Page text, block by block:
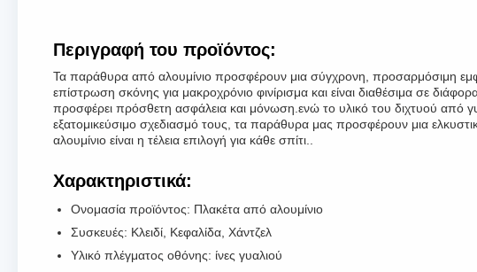
Περιγραφή του προϊόντος:
Τα παράθυρα από αλουμίνιο προσφέρουν μια σύγχρονη, προσαρμόσιμη
επίστρωση σκόνης για μακροχρόνιο φινίρισμα και είναι διαθέσιμα σε
προσφέρει πρόσθετη ασφάλεια και μόνωση.ενώ το υλικό του διχτυού από
εξατομικεύσιμο σχεδιασμό τους, τα παράθυρα μας προσφέρουν μια
αλουμίνιο είναι η τέλεια επιλογή για κάθε σπίτι..
Χαρακτηριστικά:
Ονομασία προϊόντος: Πλακέτα από αλουμίνιο
Συσκευές: Κλειδί, Κεφαλίδα, Χάντζελ
Υλικό πλέγματος οθόνης: ίνες γυαλιού